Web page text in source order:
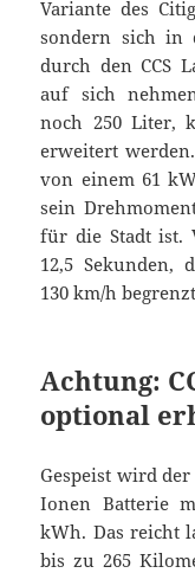
Variante des
sondern sich in
durch den CCS
auf sich
noch 250 Liter,
erweitert
von einem 61
sein
für die Stadt ist.
12,5 Sekunden,
130 km/h
Achtung:
optional
Gespeist wird
Ionen Batterie
kWh. Das reicht
bis zu 265